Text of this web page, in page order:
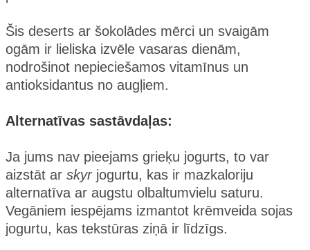
Šis deserts ar šokolādes mērci un svaigām
ogām ir lieliska izvēle vasaras dienām,
nodrošinot nepieciešamos vitamīnus un
antioksidantus no augļiem.
Alternatīvas sastāvdaļas:
Ja jums nav pieejams grieķu jogurts, to var
aizstāt ar skyrjogurtu, kas ir mazkaloriju
alternatīva ar augstu olbaltumvielu saturu.
Vegāniem iespējams izmantot krēmveida sojas
jogurtu, kas tekstūras ziņā ir līdzīgs​.